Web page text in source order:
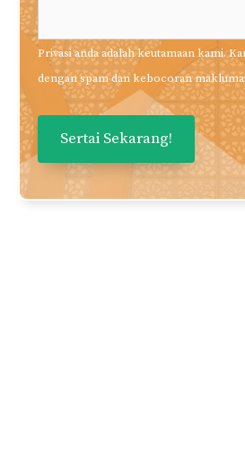
Privasi anda adalah keutamaan kami.
dengan spam dan kebocoran